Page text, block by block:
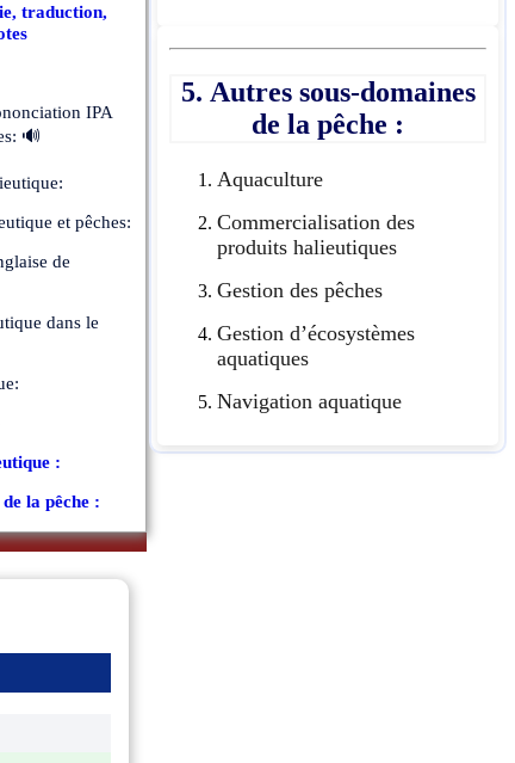
traduction,
IPA
🔊
et pêches:
de
dans le
:
la pêche :
5. Autres sous-domaines
de la pêche :
Aquaculture
Commercialisation des
produits halieutiques
Gestion des pêches
Gestion d’écosystèmes
aquatiques
Navigation aquatique